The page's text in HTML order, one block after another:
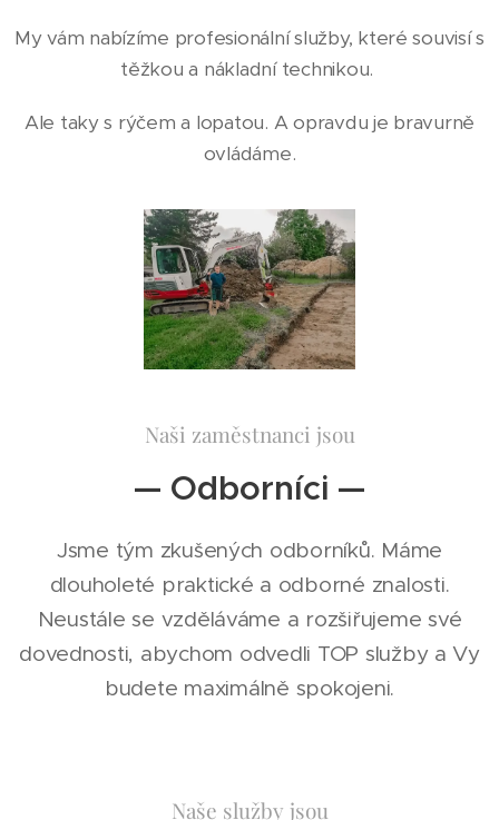
My vám nabízíme profesionální služby, které souvisí s
těžkou a nákladní technikou.
Ale taky s rýčem a lopatou. A opravdu je bravurně
ovládáme.
Naši zaměstnanci jsou
— Odborníci —
Jsme tým zkušených odborníků. Máme
dlouholeté praktické a odborné znalosti.
Neustále se vzděláváme a rozšiřujeme své
dovednosti, abychom odvedli TOP služby a Vy
budete maximálně spokojeni.
Naše služby jsou